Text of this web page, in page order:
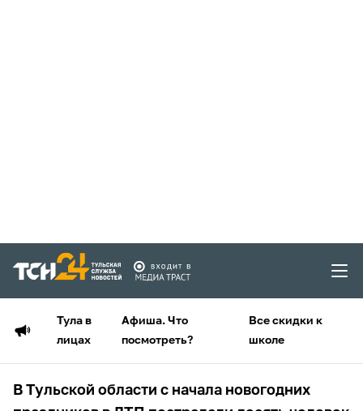
Тула в
лицах
Афиша. Что
посмотреть?
Все скидки к
школе
В Тульской области с начала новогодних